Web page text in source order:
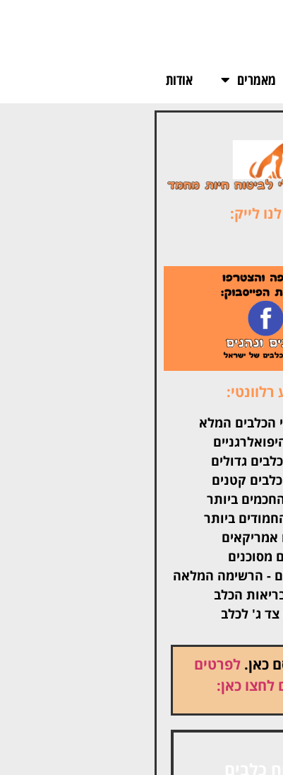
מאמרים אודות
לייק:
רלוונטי:
הכלבים המלא
גדולים
קטנים
ביותר
ביותר
אמריקאים
מסוכנים
- הרשימה המלאה
הכלב
צד ג' לכלב
כאן.לפרטים
לחצו כאן: